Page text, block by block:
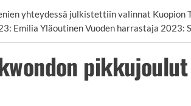
yhteydessä julkistettiin valinnat Kuopion
Emilia Yläoutinen Vuoden harrastaja 2023: